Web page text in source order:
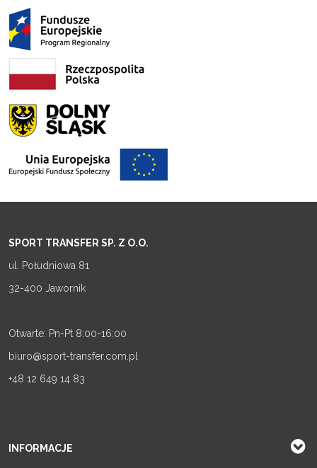
SPORT TRANSFER SP. Z O.O.
ul. Południowa 81
32-400 Jawornik
Otwarte: Pn-Pt 8:00-16:00
biuro@sport-transfer.com.pl
+48 12 649 14 83
INFORMACJE